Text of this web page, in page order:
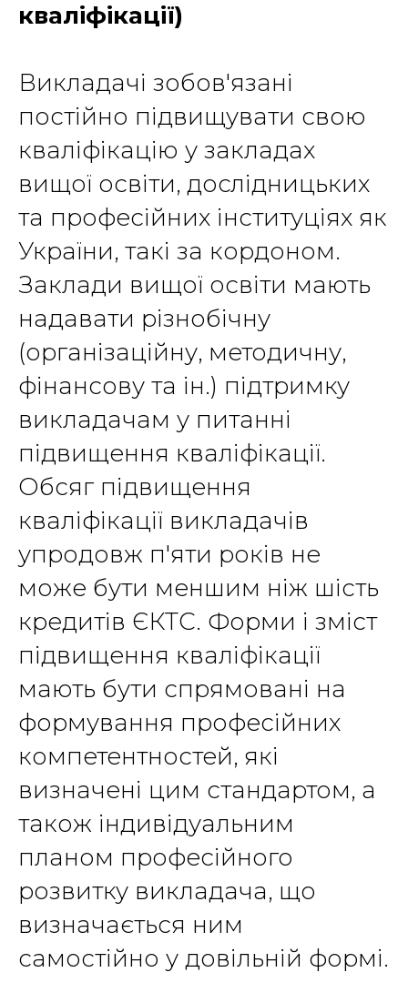
кваліфікації)
Викладачі зобов'язані
постійно підвищувати свою
кваліфікацію у закладах
вищої освіти, дослідницьких
та професійних інституціях як
України, такі за кордоном.
Заклади вищої освіти мають
надавати різнобічну
(організаційну, методичну,
фінансову та ін.) підтримку
викладачам у питанні
підвищення кваліфікації.
Обсяг підвищення
кваліфікації викладачів
упродовж п'яти років не
може бути меншим ніж шість
кредитів ЄКТС. Форми і зміст
підвищення кваліфікації
мають бути спрямовані на
формування професійних
компетентностей, які
визначені цим стандартом, а
також індивідуальним
планом професійного
розвитку викладача, що
визначається ним
самостійно у довільній формі.